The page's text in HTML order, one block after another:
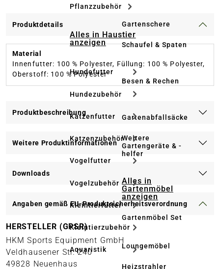
Pflanzzubehör
Alles in Haustier
anzeigen
Hundefutter
Hundezubehör
Katzenfutter
Katzenzubehör
Vogelfutter
Vogelzubehör
Kleintierfutter
Kleintierzubehör
Aquaristik
Gartenschere
Schaufel & Spaten
Besen & Rechen
Gartenabfallsäcke
Weitere
Gartengeräte & -
helfer
Alles in
Gartenmöbel
anzeigen
Gartenmöbel Set
Loungemöbel
Heizstrahler
Produktdetails
Material
Innenfutter: 100 % Polyester, Füllung: 100 % Polyester,
Oberstoff: 100 % Polyester
Produktbeschreibung
Weitere Produktinformationen
Downloads
Angaben gemäß EU-Produktsicherheitsverordnung
HERSTELLER (GPSR)
HKM Sports Equipment GmbH
Veldhausener Str. 240
49828 Neuenhaus